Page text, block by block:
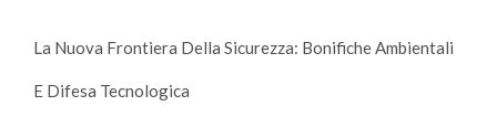
La Nuova Frontiera Della Sicurezza: Bonifiche Ambientali
E Difesa Tecnologica